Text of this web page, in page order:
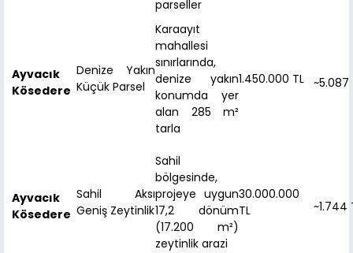
parseller
Ayvacık
Kösedere
Denize Yakın
Küçük Parsel
Karaayıt
mahallesi
sınırlarında,
denize yakın
konumda yer
alan 285 m²
tarla
1.450.000 TL ~5.087
Ayvacık
Kösedere
Sahil Aksı
Geniş Zeytinlik
Sahil
bölgesinde,
projeye uygun
17,2 dönüm
(17.200 m²)
zeytinlik arazi
30.000.000
TL
~1.744